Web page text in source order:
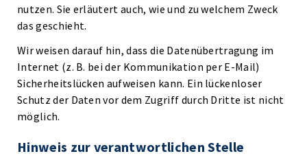
nutzen. Sie erläutert auch, wie und zu welchem Zweck
das geschieht.
Wir weisen darauf hin, dass die Datenübertragung im
Internet (z. B. bei der Kommunikation per E-Mail)
Sicherheitslücken aufweisen kann. Ein lückenloser
Schutz der Daten vor dem Zugriff durch Dritte ist nicht
möglich.
Hinweis zur verantwortlichen Stelle